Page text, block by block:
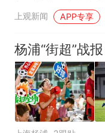
上观新闻 APP专享
杨浦“街超”战